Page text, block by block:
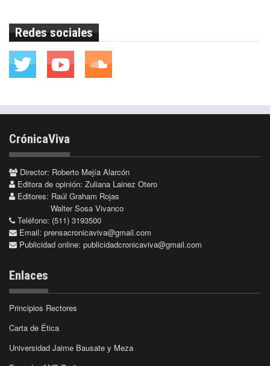
Redes sociales
CrónicaViva
Director: Roberto Mejía Alarcón
Editora de opinión: Zuliana Lainez Otero
Editores: Raúl Graham Rojas
Walter Sosa Vivanco
Teléfono: (511) 3193500
Email: prensacronicaviva@gmail.com
Publicidad online: publicidadcronicaviva@gmail.com
Enlaces
Principios Rectores
Carta de Ética
Universidad Jaime Bausate y Meza